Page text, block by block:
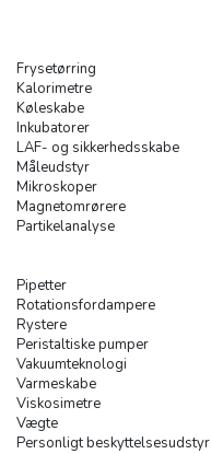
Frysetørring
Kalorimetre
Køleskabe
Inkubatorer
LAF- og sikkerhedsskabe
Måleudstyr
Mikroskoper
Magnetomrørere
Partikelanalyse
Pipetter
Rotationsfordampere
Rystere
Peristaltiske pumper
Vakuumteknologi
Varmeskabe
Viskosimetre
Vægte
Personligt beskyttelsesudstyr